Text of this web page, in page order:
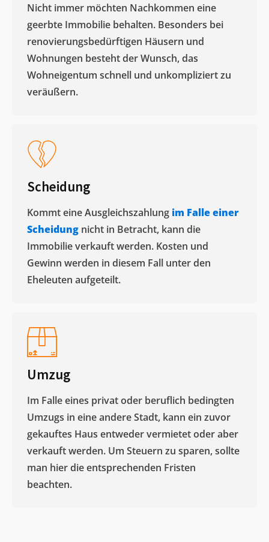
Nicht immer möchten Nachkommen eine
geerbte Immobilie behalten. Besonders bei
renovierungsbedürftigen Häusern und
Wohnungen besteht der Wunsch, das
Wohneigentum schnell und unkompliziert zu
veräußern. ​
Scheidung
Kommt eine Ausgleichszahlung im Falle einer
Scheidung nicht in Betracht, kann die
Immobilie verkauft werden. Kosten und
Gewinn werden in diesem Fall unter den
Eheleuten aufgeteilt.​
Umzug
Im Falle eines privat oder beruflich bedingten
Umzugs in eine andere Stadt, kann ein zuvor
gekauftes Haus entweder vermietet oder aber
verkauft werden. Um Steuern zu sparen, sollte
man hier die entsprechenden Fristen
beachten.